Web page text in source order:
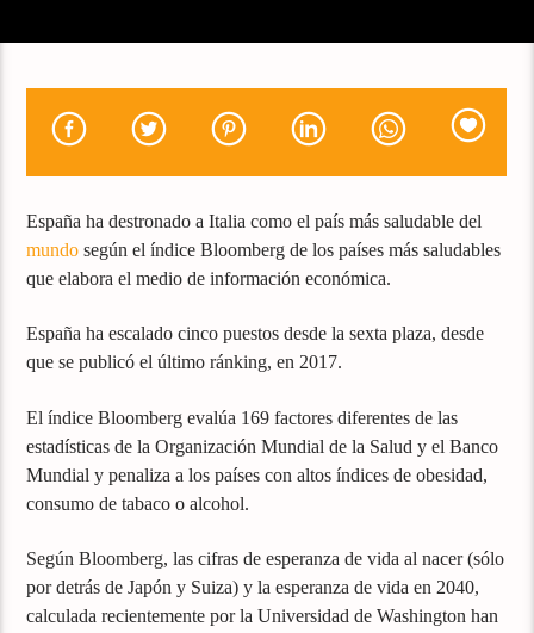
España ha destronado a Italia como el país más saludable del
mundo según el índice Bloomberg de los países más saludables
que elabora el medio de información económica.
España ha escalado cinco puestos desde la sexta plaza, desde
que se publicó el último ránking, en 2017.
El índice Bloomberg evalúa 169 factores diferentes de las
estadísticas de la Organización Mundial de la Salud y el Banco
Mundial y penaliza a los países con altos índices de obesidad,
consumo de tabaco o alcohol.
Según Bloomberg, las cifras de esperanza de vida al nacer (sólo
por detrás de Japón y Suiza) y la esperanza de vida en 2040,
calculada recientemente por la Universidad de Washington han